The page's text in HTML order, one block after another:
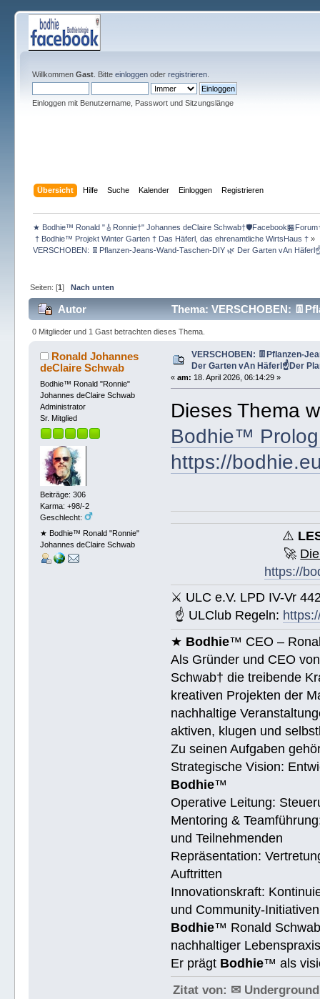
Willkommen Gast. Bitte einloggenoder registrieren.
Einloggen mit Benutzername, Passwort und Sitzungslänge
Übersicht Hilfe Suche Kalender Einloggen Registrieren
★ Bodhie™ Ronald "🎸Ronnie†" Johannes deClaire
† Bodhie™ Projekt Winter Garten † Das Häferl, das ehrenamtliche WirtsHaus †»
VERSCHOBEN: 👖Pflanzen-Jeans-Wand-Taschen-DIY 🌿 Der Garten vAn
Seiten: [1] Nach unten
Autor
Thema: VERSCHOBEN:
Bodhie™⁉️ (Gelesen 346 mal)
0 Mitglieder und 1 Gast betrachten dieses Thema.
Ronald Johannes
deClaire Schwab
Bodhie™ Ronald "Ronnie"
Johannes deClaire Schwab
Administrator
Sr. Mitglied
Beiträge: 306
Karma: +98/-2
Geschlecht:
★ Bodhie™ Ronald "Ronnie"
Johannes deClaire Schwab
VERSCHOBEN: 👖Pflanzen-
Der Garten vAn Häferl☝Der
«am: 18. April 2026, 06:14:29 »
Dieses Thema
Bodhie™
https://
⚠️
🚀
https://
⚔ ULC e.V. LPD IV-Vr
☝ ULClub Regeln:
★ Bodhie™ CEO –
Als Gründer und CEO
Schwab† die treibende
kreativen Projekten der
nachhaltige
aktiven, klugen und
Zu seinen Aufgaben
Strategische Vision:
Bodhie™
Operative Leitung:
Mentoring &
und Teilnehmenden
Repräsentation:
Auftritten
Innovationskraft:
und Community-Initiativen
Bodhie™ Ronald
nachhaltiger
Er prägt Bodhie™ als
Zitat von: ✉